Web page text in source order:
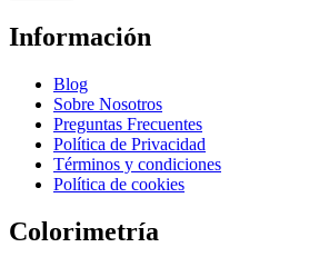
Información
Blog
Sobre Nosotros
Preguntas Frecuentes
Política de Privacidad
Términos y condiciones
Política de cookies
Colorimetría